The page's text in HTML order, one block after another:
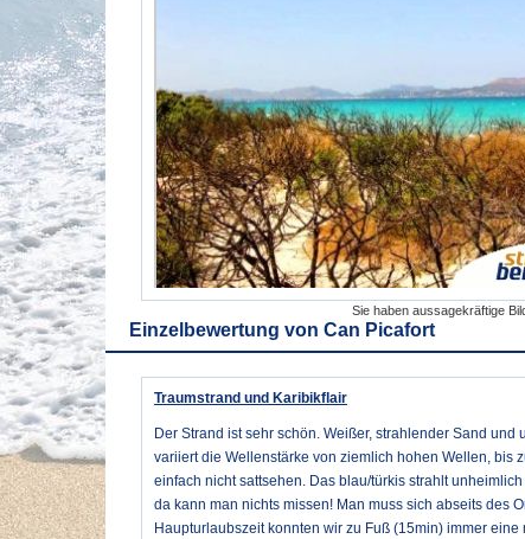
Sie haben aussagekräftige
Einzelbewertung von Can Picafort
Traumstrand und Karibikflair
Der Strand ist sehr schön. Weißer, strahlender Sand
variiert die Wellenstärke von ziemlich hohen Wellen, bis
einfach nicht sattsehen. Das blau/türkis strahlt
da kann man nichts missen! Man muss sich abseits des
Haupturlaubszeit konnten wir zu Fuß (15min) immer